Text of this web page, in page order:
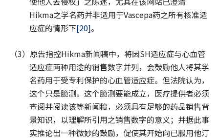
Hikma之学名药并非适用于Vascepa药之所有核准适
应症的情形下[20]。
（3）原告指控Hikma新闻稿中，将因SH适应症与心血管
适应症两种用途的销售数字并列，会鼓励他人将其学
名药用于受专利保护的心血管适应症。但法院认为，
这个只是臆测。这个臆测要能成立，医疗提供者必须
查阅并阅读该等新闻稿，必须具有足够的药品销售背
景知识，以理解所引用之销售数字的意义；并据此事
实推论出一种微妙的鼓励，促使其开始向已服用他汀